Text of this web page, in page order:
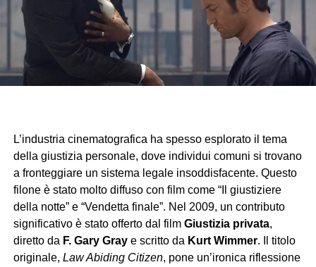
L’industria cinematografica ha spesso esplorato il tema
della giustizia personale, dove individui comuni si trovano
a fronteggiare un sistema legale insoddisfacente. Questo
filone è stato molto diffuso con film come “Il giustiziere
della notte” e “Vendetta finale”. Nel 2009, un contributo
significativo è stato offerto dal film Giustizia privata,
diretto da F. Gary Graye scritto da Kurt Wimmer. Il titolo
originale, Law Abiding Citizen, pone un’ironica riflessione